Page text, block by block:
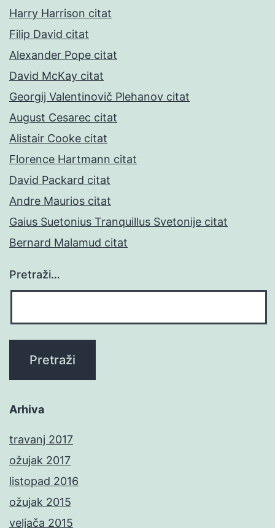
Harry Harrison citat
Filip David citat
Alexander Pope citat
David McKay citat
Georgij Valentinovič Plehanov citat
August Cesarec citat
Alistair Cooke citat
Florence Hartmann citat
David Packard citat
Andre Maurios citat
Gaius Suetonius Tranquillus Svetonije citat
Bernard Malamud citat
Pretraži…
Arhiva
travanj 2017
ožujak 2017
listopad 2016
ožujak 2015
veljača 2015